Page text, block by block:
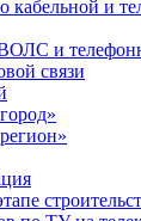
кабельной и
и
связи